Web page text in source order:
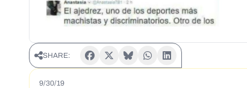
SHARE:
9/30/19